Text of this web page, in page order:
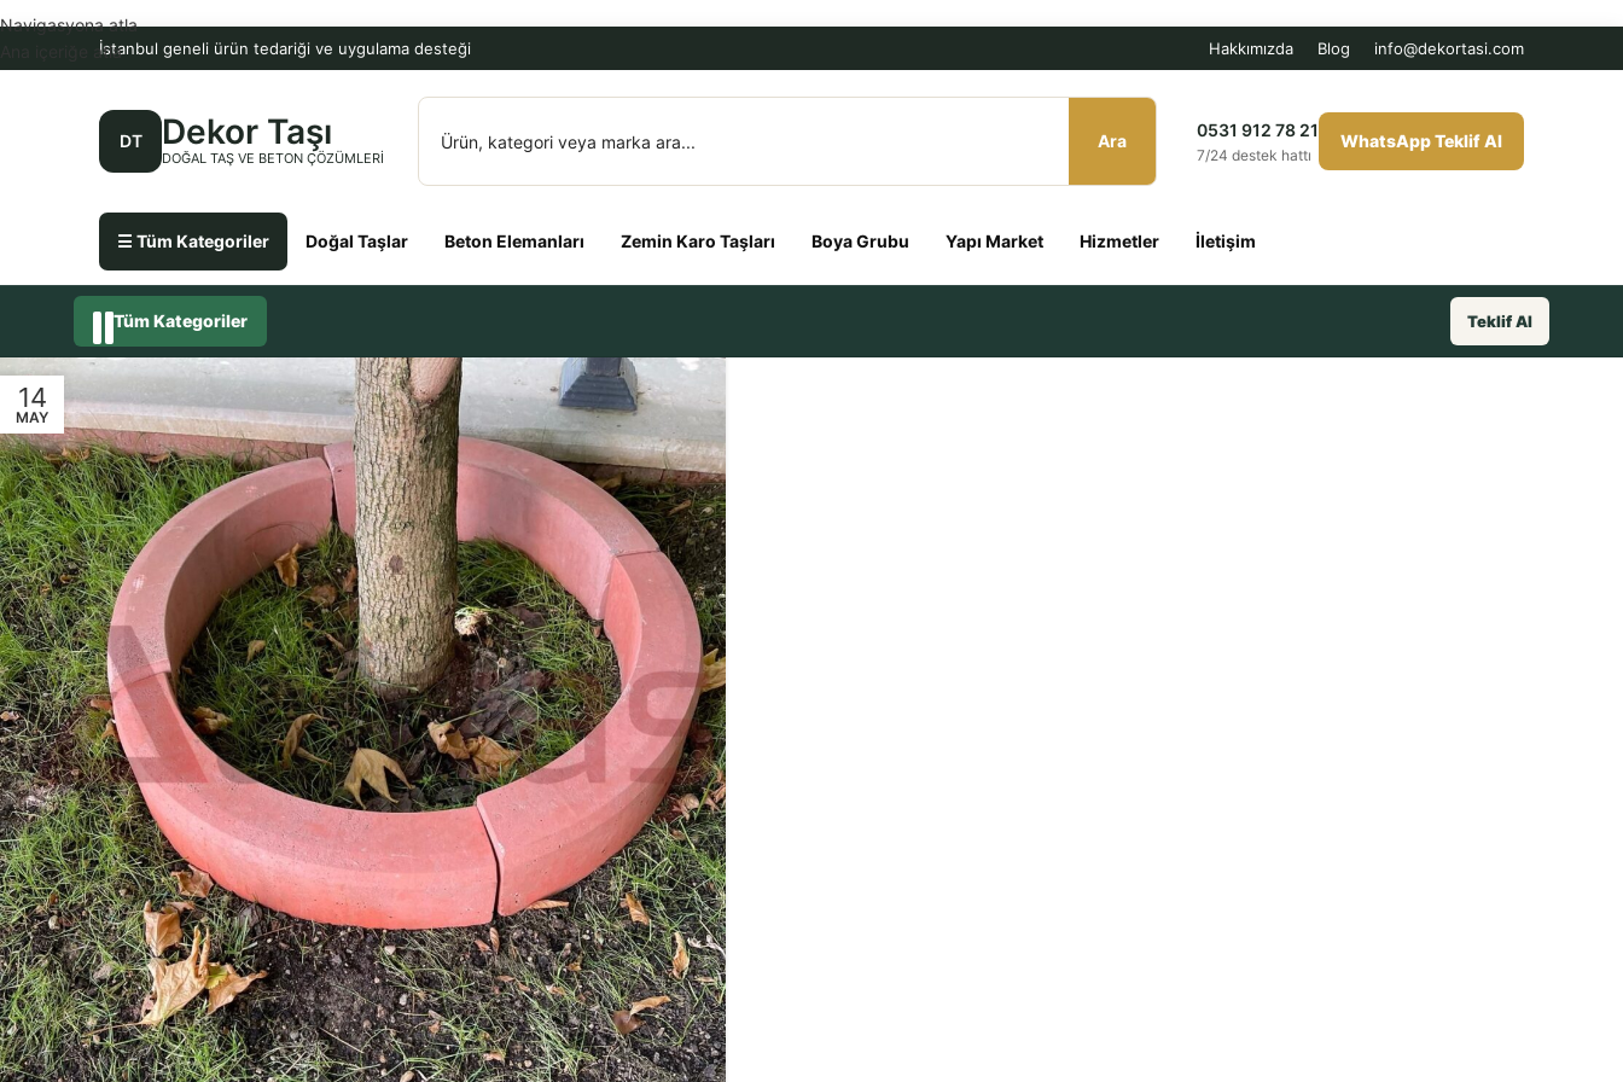
İstanbul geneli ürün tedariği ve uygulama desteği Hakkımızda Blog info@dekortasi.com
DT Dekor Taşı
DOĞAL TAŞ VE BETON ÇÖZÜMLERI
Ara
0531 912 78 21
7/24 destek hattı
WhatsApp Teklif Al
☰ Tüm Kategoriler Doğal Taşlar Beton Elemanları Zemin Karo Taşları Boya Grubu Yapı Market Hizmetler İletişim
Navigasyona atla
Ana içeriğe atla
Tüm Kategoriler Teklif Al
14
MAY